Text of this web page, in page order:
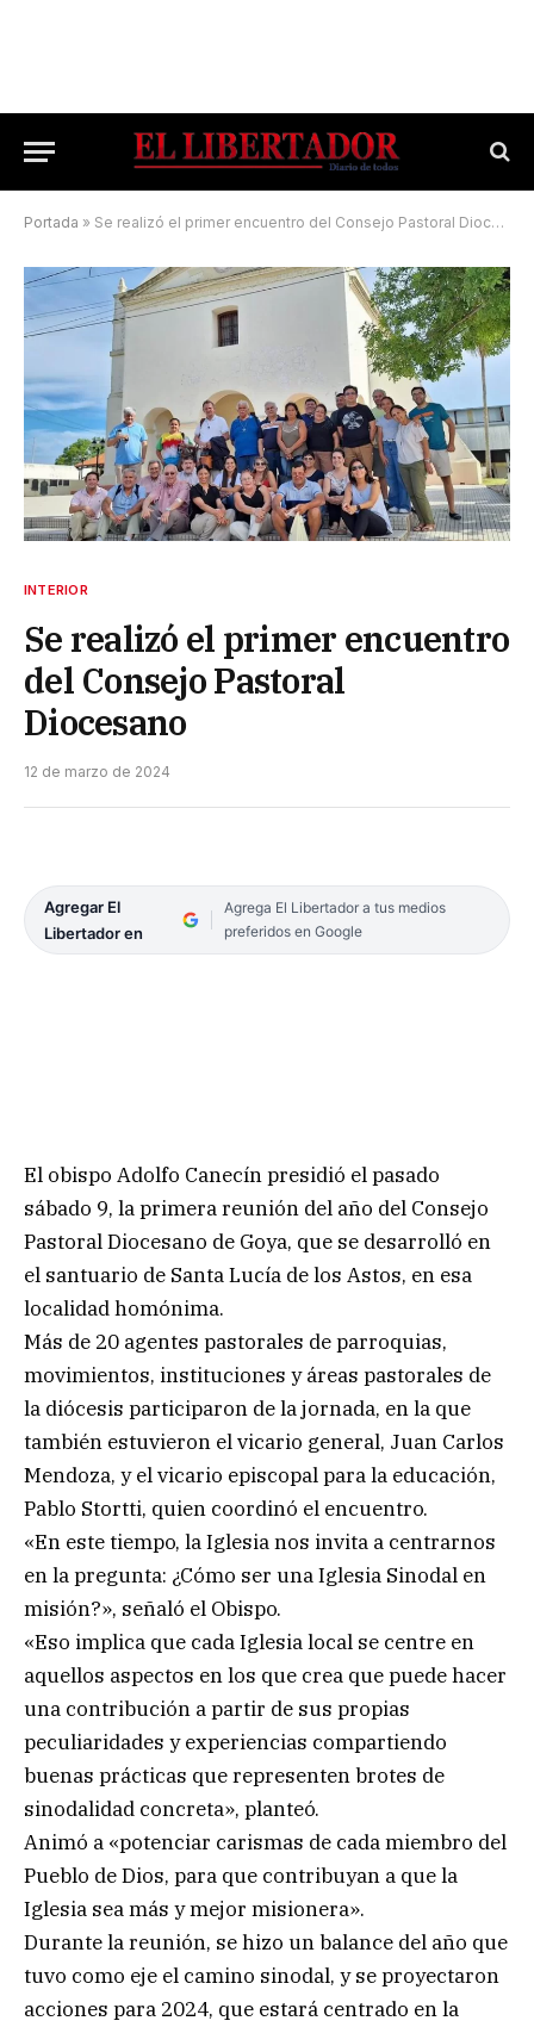
Portada » Se realizó el primer encuentro del Consejo Pastoral Diocesano
INTERIOR
Se realizó el primer encuentro
del Consejo Pastoral
Diocesano
12 de marzo de 2024
Agregar El
Libertador en
Agrega El Libertador a tus medios
preferidos en Google
El obispo Adolfo Canecín presidió el pasado
sábado 9, la primera reunión del año del Consejo
Pastoral Diocesano de Goya, que se desarrolló en
el santuario de Santa Lucía de los Astos, en esa
localidad homónima.
Más de 20 agentes pastorales de parroquias,
movimientos, instituciones y áreas pastorales de
la diócesis participaron de la jornada, en la que
también estuvieron el vicario general, Juan Carlos
Mendoza, y el vicario episcopal para la educación,
Pablo Stortti, quien coordinó el encuentro.
«En este tiempo, la Iglesia nos invita a centrarnos
en la pregunta: ¿Cómo ser una Iglesia Sinodal en
misión?», señaló el Obispo.
«Eso implica que cada Iglesia local se centre en
aquellos aspectos en los que crea que puede hacer
una contribución a partir de sus propias
peculiaridades y experiencias compartiendo
buenas prácticas que representen brotes de
sinodalidad concreta», planteó.
Animó a «potenciar carismas de cada miembro del
Pueblo de Dios, para que contribuyan a que la
Iglesia sea más y mejor misionera».
Durante la reunión, se hizo un balance del año que
tuvo como eje el camino sinodal, y se proyectaron
acciones para 2024, que estará centrado en la